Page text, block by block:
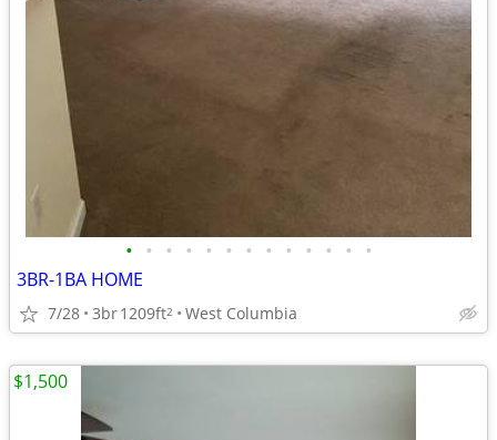
• • • • • • • • • • • • •
3BR-1BA HOME
7/28 3br1209ft2 West Columbia
$1,500